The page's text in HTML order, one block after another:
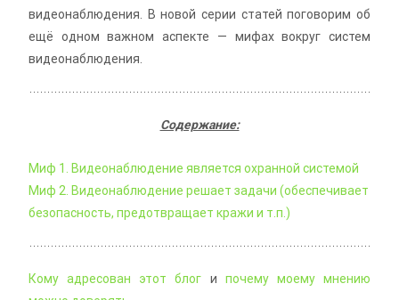
видеонаблюдения. В новой серии статей поговорим об
ещё одном важном аспекте — мифах вокруг систем
видеонаблюдения.
Содержание:
Миф 1. Видеонаблюдение является охранной системой
Миф 2. Видеонаблюдение решает задачи (обеспечивает
безопасность, предотвращает кражи и т.п.)
Кому адресован этот блог и почему моему мнению